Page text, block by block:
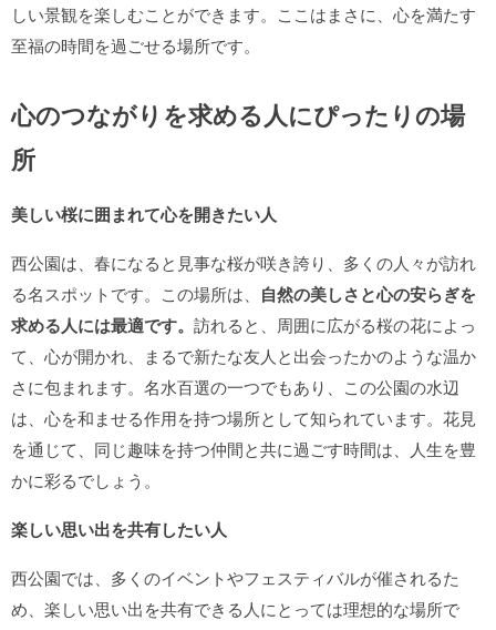
しい景観を楽しむことができます。ここはまさに、心を満たす
至福の時間を過ごせる場所です。
心のつながりを求める人にぴったりの場
所
美しい桜に囲まれて心を開きたい人
西公園は、春になると見事な桜が咲き誇り、多くの人々が訪れ
る名スポットです。この場所は、 自然の美しさと心の安らぎを
求める人には最適です。 訪れると、周囲に広がる桜の花によっ
て、心が開かれ、まるで新たな友人と出会ったかのような温か
さに包まれます。名水百選の一つでもあり、この公園の水辺
は、心を和ませる作用を持つ場所として知られています。花見
を通じて、同じ趣味を持つ仲間と共に過ごす時間は、人生を豊
かに彩るでしょう。
楽しい思い出を共有したい人
西公園では、多くのイベントやフェスティバルが催されるた
め、楽しい思い出を共有できる人にとっては理想的な場所で